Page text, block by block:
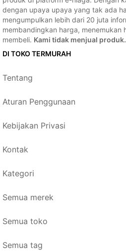
dengan upaya upaya yang tak ada
mengumpulkan lebih dari 20 juta
membandingkan harga, menemukan
membeli. Kami tidak menjual produk.
DI TOKO TERMURAH
Tentang
Aturan Penggunaan
Kebijakan Privasi
Kontak
Kategori
Semua merek
Semua toko
Semua tag